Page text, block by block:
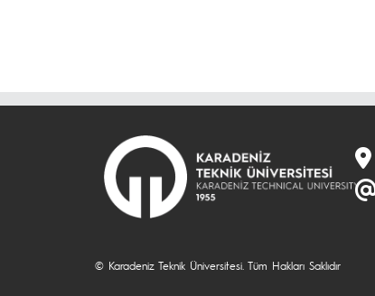
© Karadeniz Teknik Üniversitesi. Tüm Hakları Saklıdır